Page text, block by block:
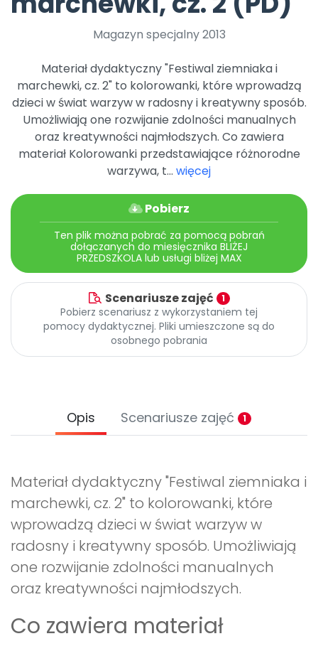
Archiwalne numery
Magazyn specjalny 2013
Materiał dydaktyczny "Festiwal ziemniaka i
marchewki, cz. 2" to kolorowanki, które wprowadzą
dzieci w świat warzyw w radosny i kreatywny sposób.
Umożliwiają one rozwijanie zdolności manualnych
oraz kreatywności najmłodszych. Co zawiera
materiał Kolorowanki przedstawiające różnorodne
warzywa, t... więcej
Pobierz
Ten plik można pobrać za pomocą pobrań
dołączanych do miesięcznika BLIŻEJ
PRZEDSZKOLA lub usługi bliżej MAX
Scenariusze zajęć 1
Pobierz scenariusz z wykorzystaniem tej
pomocy dydaktycznej. Pliki umieszczone są do
osobnego pobrania
Opis Scenariusze zajęć 1
Materiał dydaktyczny "Festiwal ziemniaka i
marchewki, cz. 2" to kolorowanki, które
wprowadzą dzieci w świat warzyw w
radosny i kreatywny sposób. Umożliwiają
one rozwijanie zdolności manualnych
oraz kreatywności najmłodszych.
Co zawiera materiał